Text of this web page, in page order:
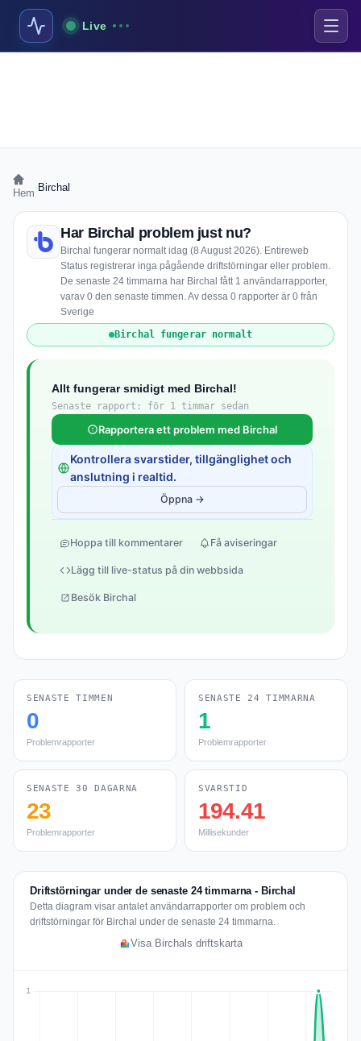
Live
Hem Birchal
Har Birchal problem just nu?
Birchal fungerar normalt idag (8 August 2026). Entireweb
Status registrerar inga pågående driftstörningar eller problem.
De senaste 24 timmarna har Birchal fått 1 användarrapporter,
varav 0 den senaste timmen. Av dessa 0 rapporter är 0 från
Sverige
Birchal fungerar normalt
Allt fungerar smidigt med Birchal!
Senaste rapport: för 1 timmar sedan
Rapportera ett problem med Birchal
Kontrollera svarstider, tillgänglighet och
anslutning i realtid.
Öppna →
Hoppa till kommentarer Få aviseringar
Lägg till live-status på din webbsida
Besök Birchal
SENASTE TIMMEN
0
Problemrapporter
SENASTE 24 TIMMARNA
1
Problemrapporter
SENASTE 30 DAGARNA
23
Problemrapporter
SVARSTID
194.41
Millisekunder
Driftstörningar under de senaste 24 timmarna - Birchal
Detta diagram visar antalet användarrapporter om problem och
driftstörningar för Birchal under de senaste 24 timmarna.
Visa Birchals driftskarta